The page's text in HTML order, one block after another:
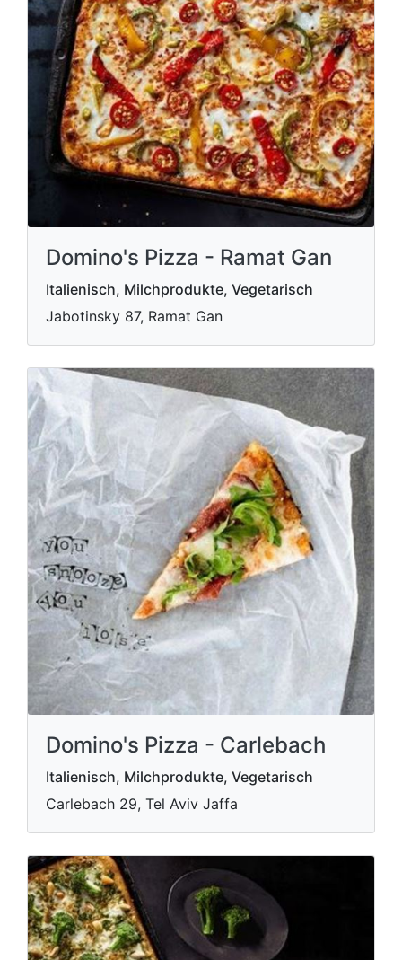
Domino's Pizza - Ramat Gan
Italienisch, Milchprodukte, Vegetarisch
Jabotinsky 87, Ramat Gan
Domino's Pizza - Carlebach
Italienisch, Milchprodukte, Vegetarisch
Carlebach 29, Tel Aviv Jaffa